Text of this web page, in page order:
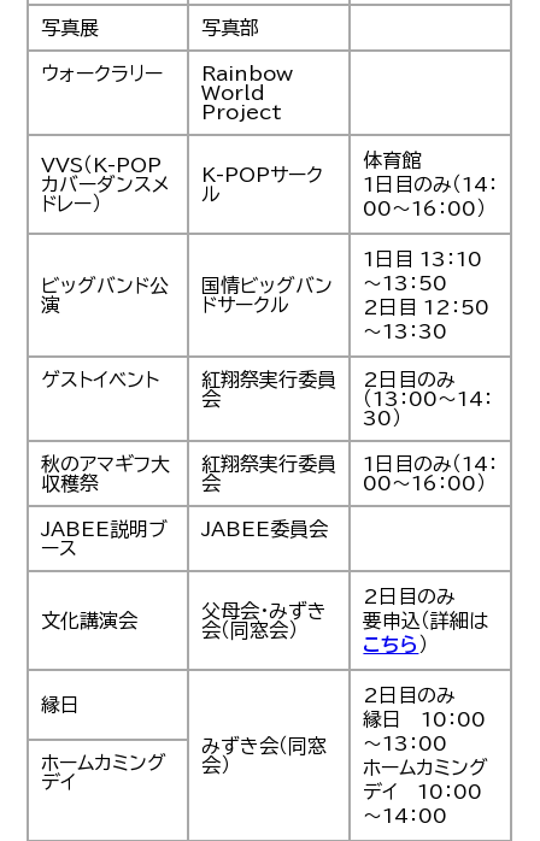
写真展 写真部
ウォークラリー
Rainbow
World
Project
VVS（K-POP
カバーダンスメ
ドレー）
K-POPサーク
ル
体育館
1日目のみ（14：
00～16：00）
ビッグバンド公
演
国情ビッグバン
ドサークル
1日目 13：10
～13：50
2日目 12：50
～13：30
ゲストイベント
紅翔祭実行委員
会
2日目のみ
（13：00～14：
30）
秋のアマギフ大
収穫祭
紅翔祭実行委員
会
1日目のみ（14：
00～16：00）
JABEE説明ブ
ース
JABEE委員会
文化講演会
父母会・みずき
会（同窓会）
2日目のみ
要申込（詳細は
こちら ）
縁日
みずき会（同窓
会）
2日目のみ
縁日 10：00
～13：00
ホームカミング
デイ 10：00
～14：00
ホームカミング
デイ